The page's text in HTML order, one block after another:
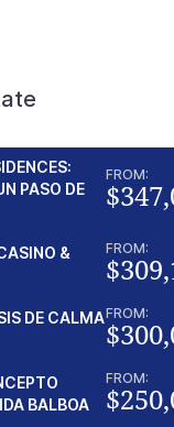
PASO DE
FROM:
&
FROM:
DE CALMAFROM:
BALBOA
FROM: